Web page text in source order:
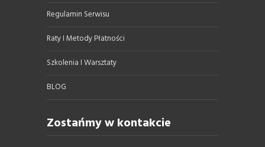
Regulamin Serwisu
Raty I Metody Płatności
Szkolenia I Warsztaty
BLOG
Zostańmy w kontakcie